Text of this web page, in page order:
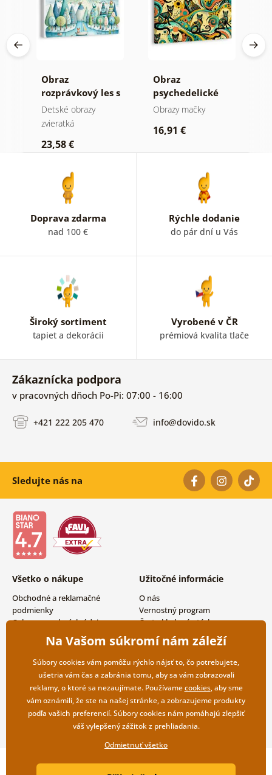
Obraz
rozprávkový les s
líškou a sovami
Detské obrazy
zvieratká
23,58 €
Obraz
psychedelické
mačky
Obrazy mačky
16,91 €
Doprava zdarma
nad 100 €
Rýchle dodanie
do pár dní u Vás
Široký sortiment
tapiet a dekorácii
Vyrobené v ČR
prémiová kvalita tlače
Zákaznícka podpora
v pracovných dňoch Po-Pi: 07:00 - 16:00
+421 222 205 470 info@dovido.sk
Sledujte nás na
Všetko o nákupe
Obchodné a reklamačné
podmienky
Ochrana osobných údajov
Možnosti dopravy a platby
Vrátenie tovaru
Užitočné informácie
O nás
Vernostný program
Často kladené otázky
Magazín
Kontakty
Veľkoobchodná spolupráca
Copyright ©2019 © Dovido.sk.
Na Vašom súkromí nám záleží
Súbory cookies vám pomôžu rýchlo nájsť to, čo potrebujete,
ušetria vám čas a zabránia tomu, aby sa vám zobrazovali
reklamy, o ktoré sa nezaujímate. Používamecookies, aby sme
vám oznámili, že ste na našej stránke, a zobrazujeme produkty
podľa vašich preferencií. Súbory cookies nám pomáhajú zlepšiť
váš vylepšený zážitok z prehliadania.
Odmietnuť všetko